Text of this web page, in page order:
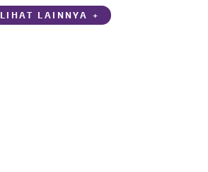
LIHAT LAINNYA +